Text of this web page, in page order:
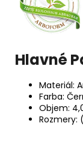
Hlavné
Materiál:
Farba:
Objem:
Rozmery: